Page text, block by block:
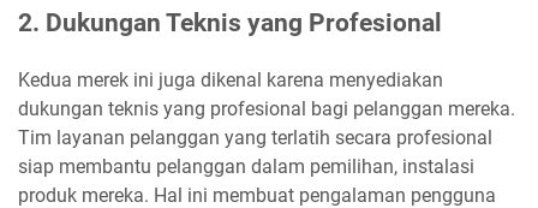
2. Dukungan Teknis yang Profesional
Kedua merek ini juga dikenal karena menyediakan
dukungan teknis yang profesional bagi pelanggan mereka.
Tim layanan pelanggan yang terlatih secara profesional
siap membantu pelanggan dalam pemilihan, instalasi
produk mereka. Hal ini membuat pengalaman pengguna